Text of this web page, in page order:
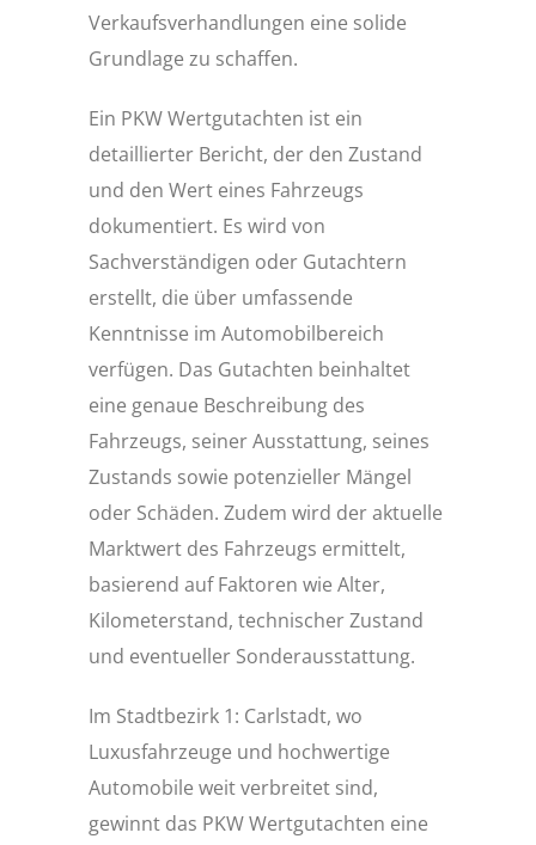
Verkaufsverhandlungen eine solide
Grundlage zu schaffen.
Ein PKW Wertgutachten ist ein
detaillierter Bericht, der den Zustand
und den Wert eines Fahrzeugs
dokumentiert. Es wird von
Sachverständigen oder Gutachtern
erstellt, die über umfassende
Kenntnisse im Automobilbereich
verfügen. Das Gutachten beinhaltet
eine genaue Beschreibung des
Fahrzeugs, seiner Ausstattung, seines
Zustands sowie potenzieller Mängel
oder Schäden. Zudem wird der aktuelle
Marktwert des Fahrzeugs ermittelt,
basierend auf Faktoren wie Alter,
Kilometerstand, technischer Zustand
und eventueller Sonderausstattung.
Im Stadtbezirk 1: Carlstadt, wo
Luxusfahrzeuge und hochwertige
Automobile weit verbreitet sind,
gewinnt das PKW Wertgutachten eine